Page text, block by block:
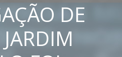
DE